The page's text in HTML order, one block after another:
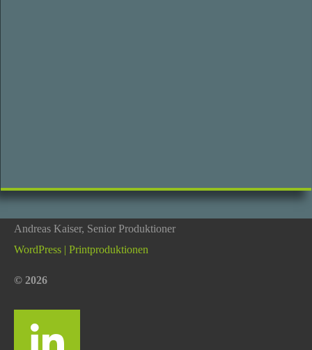
Andreas Kaiser, Senior Produktioner
WordPress | Printproduktionen
© 2026